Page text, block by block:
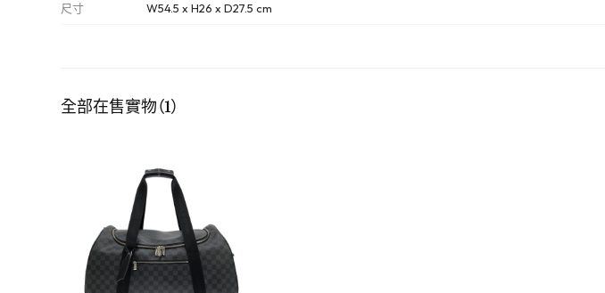
尺寸 W54.5 x H26 x D27.5 cm
全部在售實物（1）